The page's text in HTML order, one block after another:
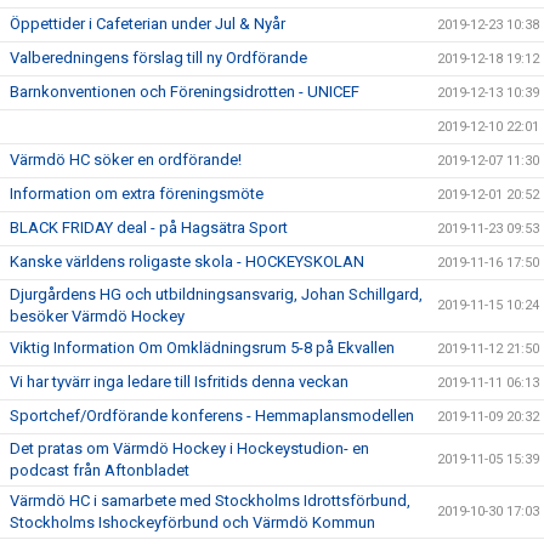
Öppettider i Cafeterian under Jul & Nyår 2019-12-23 10:38
Valberedningens förslag till ny Ordförande 2019-12-18 19:12
Barnkonventionen och Föreningsidrotten - UNICEF 2019-12-13 10:39
2019-12-10 22:01
Värmdö HC söker en ordförande! 2019-12-07 11:30
Information om extra föreningsmöte 2019-12-01 20:52
BLACK FRIDAY deal - på Hagsätra Sport 2019-11-23 09:53
Kanske världens roligaste skola - HOCKEYSKOLAN 2019-11-16 17:50
Djurgårdens HG och utbildningsansvarig, Johan Schillgard,
besöker Värmdö Hockey
2019-11-15 10:24
Viktig Information Om Omklädningsrum 5-8 på Ekvallen 2019-11-12 21:50
Vi har tyvärr inga ledare till Isfritids denna veckan 2019-11-11 06:13
Sportchef/Ordförande konferens - Hemmaplansmodellen 2019-11-09 20:32
Det pratas om Värmdö Hockey i Hockeystudion- en
podcast från Aftonbladet
2019-11-05 15:39
Värmdö HC i samarbete med Stockholms Idrottsförbund,
Stockholms Ishockeyförbund och Värmdö Kommun
2019-10-30 17:03